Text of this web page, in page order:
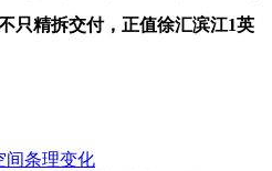
只精拆交付，正值徐汇滨江1英
间条理变化